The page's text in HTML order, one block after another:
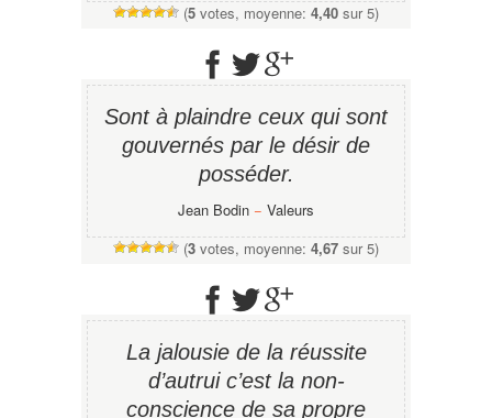
(5 votes, moyenne: 4,40 sur 5)
Sont à plaindre ceux qui sont
gouvernés par le désir de
posséder.
Jean Bodin − Valeurs
(3 votes, moyenne: 4,67 sur 5)
La jalousie de la réussite
d’autrui c’est la non-
conscience de sa propre